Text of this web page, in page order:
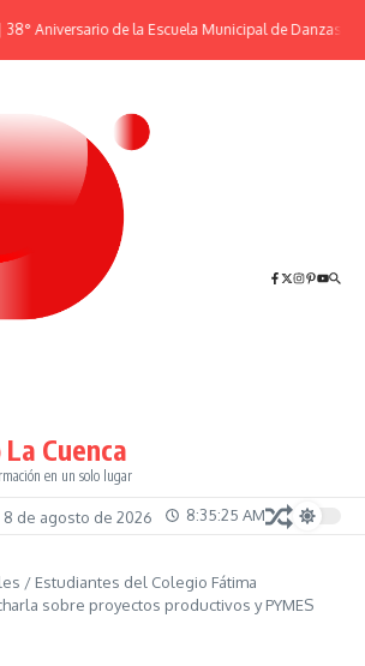
Aniversario de la Escuela Municipal de Danzas “El
Cuenca
en un solo lugar
8 de agosto de 2026 8:35:26 AM
/ Estudiantes del Colegio Fátima
sobre proyectos productivos y PYMES